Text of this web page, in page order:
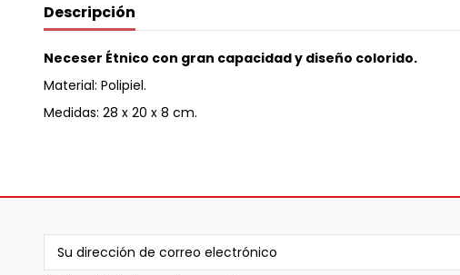
Descripción
Neceser Étnico con gran capacidad y diseño colorido.
Material: Polipiel.
Medidas: 28 x 20 x 8 cm.